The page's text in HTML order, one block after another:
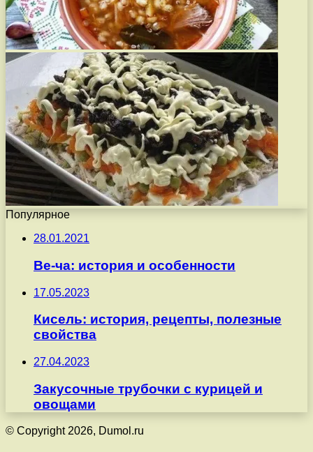
Популярное
28.01.2021
Ве-ча: история и особенности
17.05.2023
Кисель: история, рецепты, полезные
свойства
27.04.2023
Закусочные трубочки с курицей и
овощами
© Copyright 2026, Dumol.ru